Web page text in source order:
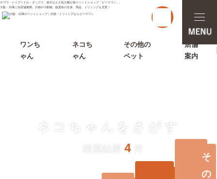
チワワ・トイプードル・ダックス・柴犬など人気犬種が揃うペットショップ「ピースワン」。
大阪・兵庫に15店舗展開。犬猫や小動物、観賞魚の生体、用品、トリミングも充実！
t
o
g
g
l
ワンち
ゃん
ネコち
ゃん
その他の
ペット
店舗
案内
ネコちゃんをさがす
検索結果4件
そ
の